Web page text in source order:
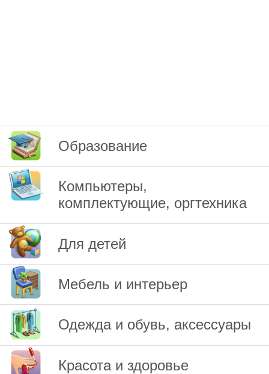
Образование
Компьютеры,
комплектующие, оргтехника
Для детей
Мебель и интерьер
Одежда и обувь, аксессуары
Красота и здоровье